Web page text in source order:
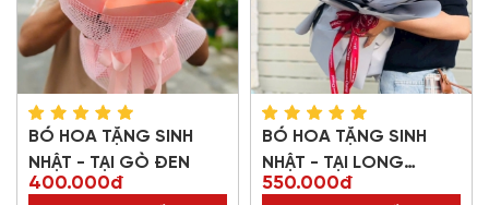
BÓ HOA TẶNG SINH
NHẬT - TẠI GÒ ĐEN
400.000đ
BÓ HOA TẶNG SINH
NHẬT - TẠI LONG
THƯỢNG
550.000đ